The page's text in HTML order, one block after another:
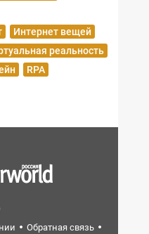
Интернет вещей
реальность
RPA
Обратная связь